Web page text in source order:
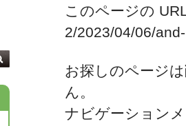
このページの
2/2023/04/06/
お探しのページ
ん。
ナビゲーション